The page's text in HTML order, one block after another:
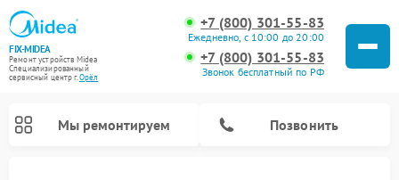
FIX-MIDEA
Ремонт устройств Midea
Специализированный
cервисный центр г.Орёл
+7 (800) 301-55-83
Ежедневно, с 10:00 до 20:00
+7 (800) 301-55-83
Звонок бесплатный по РФ
Мы ремонтируем Позвонить